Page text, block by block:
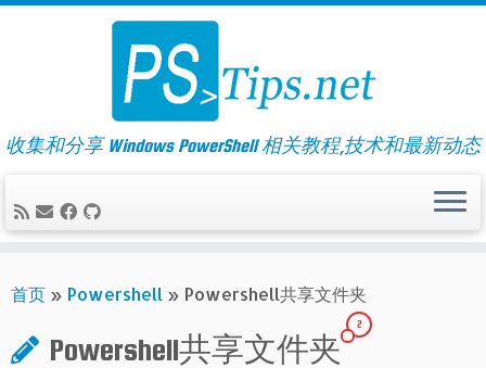
Skip
收集和分享 Windows PowerShell 相关教程,技术和最新动态
首页 » Powershell » Powershell共享文件夹
Powershell共享文件夹
2